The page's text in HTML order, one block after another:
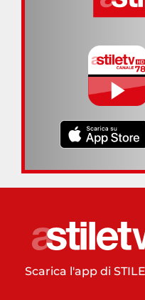
Scarica l'app di